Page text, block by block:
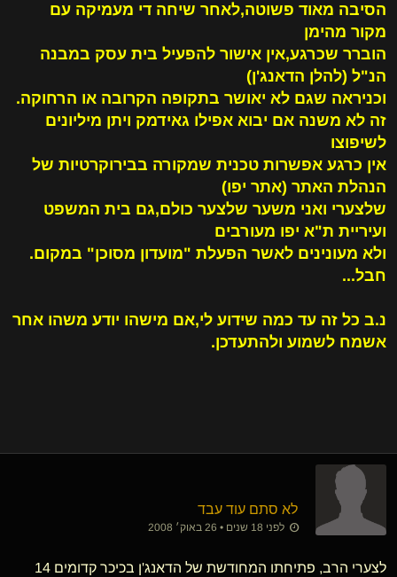
הסיבה מאוד פשוטה,לאחר שיחה די מעמיקה עם
מקור מהימן
הוברר שכרגע,אין אישור להפעיל בית עסק במבנה
הנ"ל (להלן הדאנג'ן)
וכניראה שגם לא יאושר בתקופה הקרובה או הרחוקה.
זה לא משנה אם יבוא אפילו גאידמק ויתן מיליונים
לשיפוצו
אין כרגע אפשרות טכנית שמקורה בבירוקרטיות של
הנהלת האתר (אתר יפו)
שלצערי ואני משער שלצער כולם,גם בית המשפט
ועיריית ת"א יפו מעורבים
ולא מעונינים לאשר הפעלת "מועדון מסוכן" במקום.
חבל...
נ.ב כל זה עד כמה שידוע לי,אם מישהו יודע משהו אחר
אשמח לשמוע ולהתעדכן.
לא סתם עוד עבד
לפני 18 שנים • 26 באוק׳ 2008
לצערי הרב, פתיחתו המחודשת של הדאנג'ן בכיכר קדומים 14